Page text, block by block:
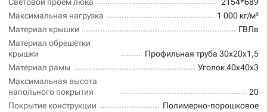
Максимальная нагрузка
1 000 кг/м²
Материал крышки
ГВЛв
Материал обрешётки
крышки
Профильная труба 30х20х1,5
Материал рамы
Уголок 40х40х3
Максимальная высота
напольного покрытия
20
Покрытие конструкции
Полимерно-порошковое